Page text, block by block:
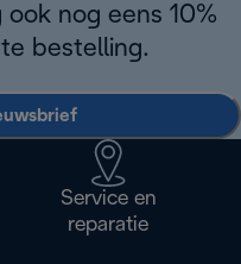
nog eens 10%
bestelling.
Service en
reparatie